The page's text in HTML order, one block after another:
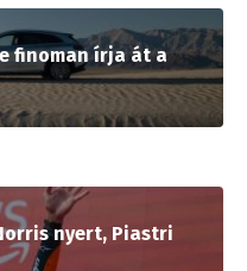
finoman írja át a
nyert, Piastri